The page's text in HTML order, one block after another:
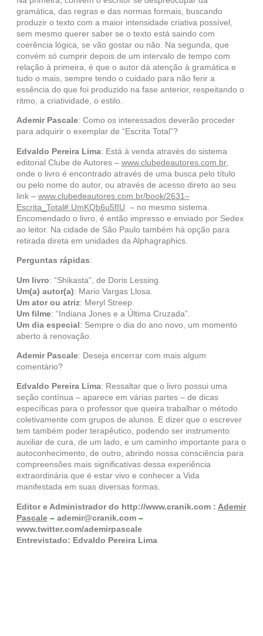
gramática, das regras e das normas formais, buscando
produzir o texto com a maior intensidade criativa possível,
sem mesmo querer saber se o texto está saindo com
coerência lógica, se vão gostar ou não. Na segunda, que
convém só cumprir depois de um intervalo de tempo com
relação à primeira, é que o autor dá atenção à gramática e
tudo o mais, sempre tendo o cuidado para não ferir a
essência do que foi produzido na fase anterior, respeitando o
ritmo, a criatividade, o estilo.
Ademir Pascale: Como os interessados deverão proceder
para adquirir o exemplar de “Escrita Total”?
Edvaldo Pereira Lima: Está à venda através do sistema
editorial Clube de Autores – www.clubedeautores.com.br,
onde o livro é encontrado através de uma busca pelo título
ou pelo nome do autor, ou através de acesso direto ao seu
link – www.clubedeautores.com.br/book/2631–
Escrita_Total#.UmKQb6u5fIU – no mesmo sistema.
Encomendado o livro, é então impresso e enviado por Sedex
ao leitor. Na cidade de São Paulo também há opção para
retirada direta em unidades da Alphagraphics.
Perguntas rápidas:
Um livro: “Shikasta”, de Doris Lessing.
Um(a) autor(a): Mario Vargas Llosa.
Um ator ou atriz: Meryl Streep.
Um filme: “Indiana Jones e a Última Cruzada”.
Um dia especial: Sempre o dia do ano novo, um momento
aberto à renovação.
Ademir Pascale: Deseja encerrar com mais algum
comentário?
Edvaldo Pereira Lima: Ressaltar que o livro possui uma
seção contínua – aparece em várias partes – de dicas
específicas para o professor que queira trabalhar o método
coletivamente com grupos de alunos. E dizer que o escrever
tem também poder terapêutico, podendo ser instrumento
auxiliar de cura, de um lado, e um caminho importante para o
autoconhecimento, de outro, abrindo nossa consciência para
compreensões mais significativas dessa experiência
extraordinária que é estar vivo e conhecer a Vida
manifestada em suas diversas formas.
Editor e Administradordo http://www.cranik.com : Ademir
Pascale – ademir@cranik.com –
www.twitter.com/ademirpascale
Entrevistado: Edvaldo Pereira Lima